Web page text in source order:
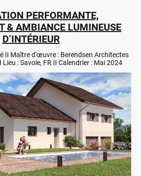
PERFORMANTE,
& AMBIANCE LUMINEUSE
D’INTÉRIEUR
II Maître d'œuvre : Berendsen Architectes
: Savoie, FR II Calendrier : Mai 2024